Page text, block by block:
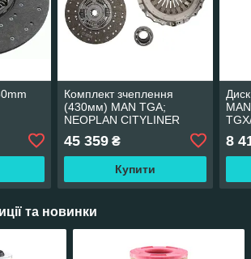
Комплект зчеплення
(430мм) MAN TGA;
NEOPLAN CITYLINER
45 359₴
Купити
8
та новинки